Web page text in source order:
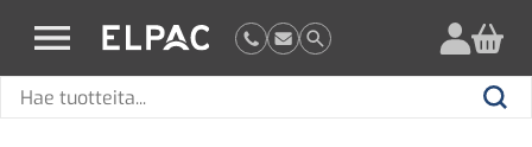
elpac.fi
Hae
Hae